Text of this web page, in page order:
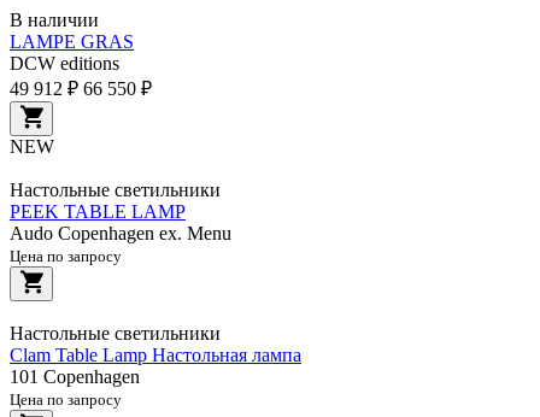
В наличии
LAMPE GRAS
DCW editions
49 912 ₽ 66 550 ₽
NEW
Настольные светильники
PEEK TABLE LAMP
Audo Copenhagen ex. Menu
Цена по запросу
Настольные светильники
Clam Table Lamp Настольная лампа
101 Copenhagen
Цена по запросу